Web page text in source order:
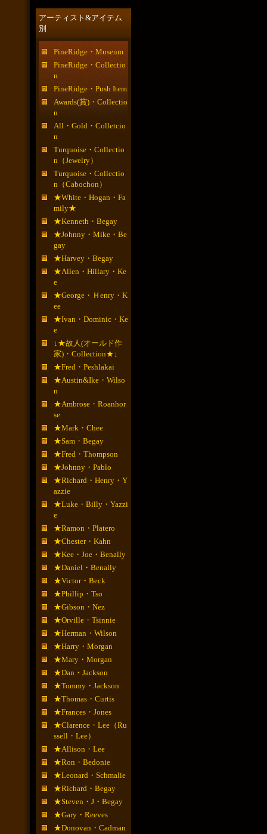
アーティスト&アイテム
別
PineRidge・Museum
PineRidge・Collectio
n
PineRidge・Push Item
Awards(賞)・Collectio
n
All・Gold・Colletcio
n
Turquoise・Collectio
n（Jewelry）
Turquoise・Collectio
n（Cabochon）
★White・Hogan・Fa
mily★
★Kenneth・Begay
★Johnny・Mike・Be
gay
★Harvey・Begay
★Allen・Hillary・Ke
e
★George・Ｈenry・K
ee
★Ivan・Dominic・Ke
e
↓★故人(オールド作
家)・Collection★↓
★Fred・Peshlakai
★Austin&Ike・Wilso
n
★Ambrose・Roanhor
se
★Mark・Chee
★Sam・Begay
★Fred・Thompson
★Johnny・Pablo
★Richard・Henry・Y
azzie
★Luke・Billy・Yazzi
e
★Ramon・Platero
★Chester・Kahn
★Kee・Joe・Benally
★Daniel・Benally
★Victor・Beck
★Phillip・Tso
★Gibson・Nez
★Orville・Tsinnie
★Herman・Wilson
★Harry・Morgan
★Mary・Morgan
★Dan・Jackson
★Tommy・Jackson
★Thomas・Curtis
★Frances・Jones
★Clarence・Lee（Ru
ssell・Lee）
★Allison・Lee
★Ron・Bedonie
★Leonard・Schmalie
★Richard・Begay
★Steven・J・Begay
★Gary・Reeves
★Donovan・Cadman